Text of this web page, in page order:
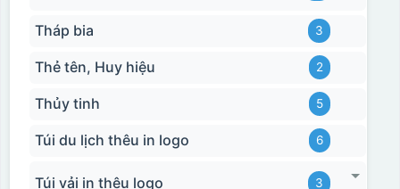
Tháp bia 3
Thẻ tên, Huy hiệu 2
Thủy tinh 5
Túi du lịch thêu in logo 6
Túi vải in thêu logo 3